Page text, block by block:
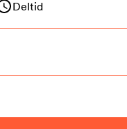
Deltid